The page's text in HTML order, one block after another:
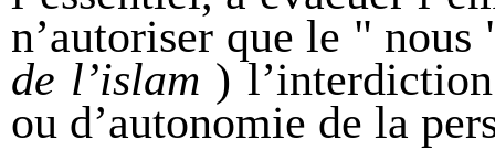
n’autoriser que le "
de l’islam )
ou d’autonomie de la